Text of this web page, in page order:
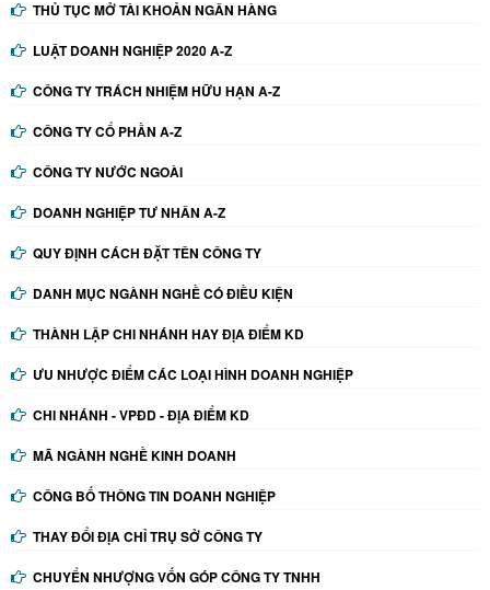
THỦ TỤC MỞ TÀI KHOẢN NGÂN HÀNG
LUẬT DOANH NGHIỆP 2020 A-Z
CÔNG TY TRÁCH NHIỆM HỮU HẠN A-Z
CÔNG TY CỔ PHẦN A-Z
CÔNG TY NƯỚC NGOÀI
DOANH NGHIỆP TƯ NHÂN A-Z
QUY ĐỊNH CÁCH ĐẶT TÊN CÔNG TY
DANH MỤC NGÀNH NGHỀ CÓ ĐIỀU KIỆN
THÀNH LẬP CHI NHÁNH HAY ĐỊA ĐIỂM KD
ƯU NHƯỢC ĐIỂM CÁC LOẠI HÌNH DOANH NGHIỆP
CHI NHÁNH - VPĐD - ĐỊA ĐIỂM KD
MÃ NGÀNH NGHỀ KINH DOANH
CÔNG BỐ THÔNG TIN DOANH NGHIỆP
THAY ĐỔI ĐỊA CHỈ TRỤ SỞ CÔNG TY
CHUYỂN NHƯỢNG VỐN GÓP CÔNG TY TNHH